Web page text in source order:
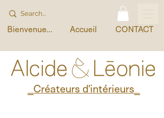
Bienvenue... Accueil CONTACT
_Créateurs d'intérieurs_